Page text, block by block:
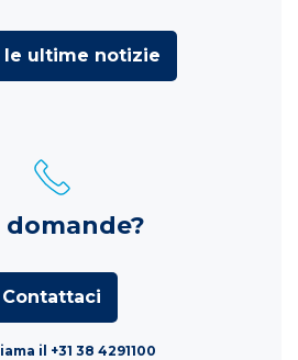
le ultime notizie
domande?
Contattaci
il +31 38 4291100